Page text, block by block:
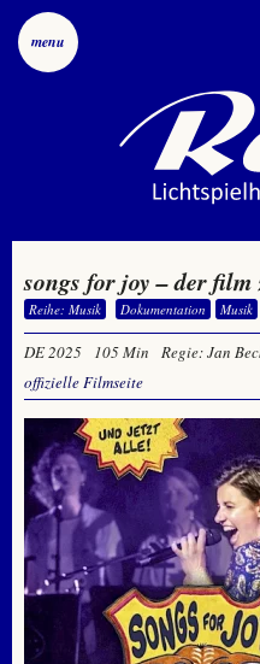
menu
songs for joy – der
Reihe: Musik Dokumentation Musik
DE 2025 105 Min Regie: Jan
offizielle Filmseite